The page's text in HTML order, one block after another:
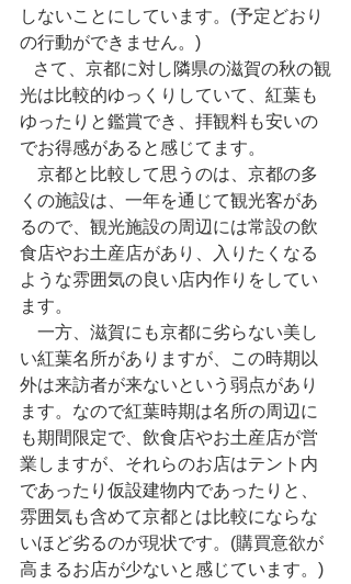
しないことにしています。(予定どおり
の行動ができません。)
光は比較的ゆっくりしていて、紅葉も
ゆったりと鑑賞でき、拝観料も安いの
でお得感があると感じてます。
京都と比較して思うのは、京都の多
くの施設は、一年を通じて観光客があ
るので、観光施設の周辺には常設の飲
食店やお土産店があり、入りたくなる
ような雰囲気の良い店内作りをしてい
ます。
一方、滋賀にも京都に劣らない美し
い紅葉名所がありますが、この時期以
外は来訪者が来ないという弱点があり
ます。なので紅葉時期は名所の周辺に
も期間限定で、飲食店やお土産店が営
業しますが、それらのお店はテント内
であったり仮設建物内であったりと、
雰囲気も含めて京都とは比較にならな
いほど劣るのが現状です。(購買意欲が
高まるお店が少ないと感じています。)